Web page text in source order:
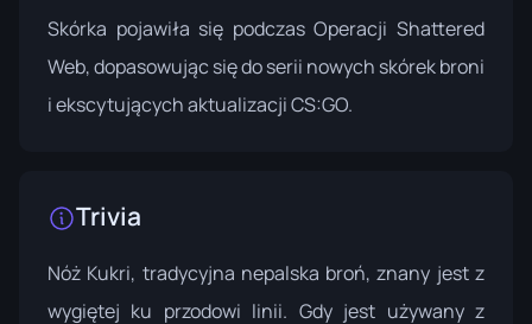
Skórka pojawiła się podczasOperacji Shattered
Web, dopasowując się do serii nowych skórek broni
i ekscytujących aktualizacji CS:GO.
Trivia
Nóż Kukri, tradycyjna nepalska broń, znany jest z
wygiętej ku przodowi linii. Gdy jest używany z